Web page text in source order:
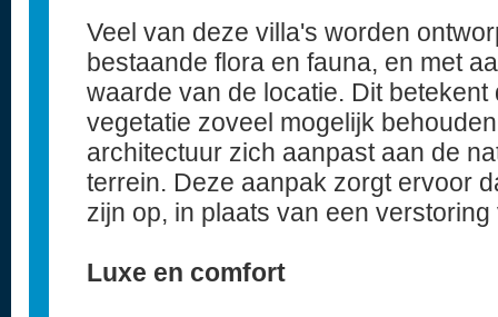
Veel van deze villa's worden
bestaande flora en fauna, en met
waarde van de locatie. Dit
vegetatie zoveel mogelijk
architectuur zich aanpast aan de
terrein. Deze aanpak zorgt ervoor
zijn op, in plaats van een
Luxe en comfort